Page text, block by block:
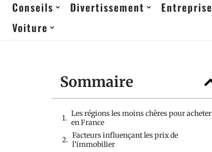
Conseils Divertissement Entreprise
Voiture
Sommaire
Les régions les moins chères pour acheter
en France
Facteurs influençant les prix de
l’immobilier